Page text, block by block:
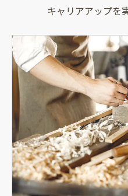
キャリアアップを